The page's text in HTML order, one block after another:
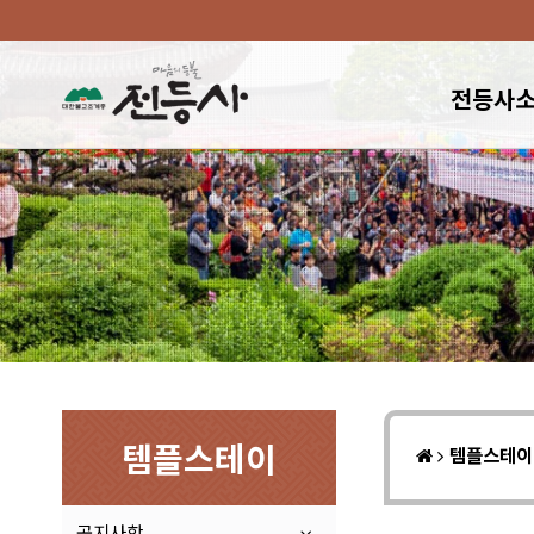
전등사
템플스테이 템플스테